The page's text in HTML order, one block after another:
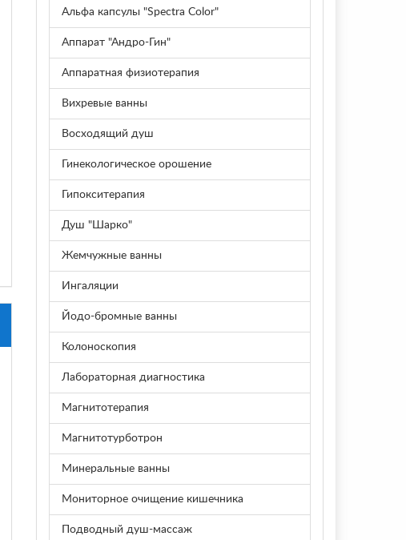
Альфа капсулы "Spectra Color"
Аппарат "Андро-Гин"
Аппаратная физиотерапия
Вихревые ванны
Восходящий душ
Гинекологическое орошение
Гипокситерапия
Душ "Шарко"
Жемчужные ванны
Ингаляции
Йодо-бромные ванны
Колоноскопия
Лабораторная диагностика
Магнитотерапия
Магнитотурботрон
Минеральные ванны
Мониторное очищение кишечника
Подводный душ-массаж